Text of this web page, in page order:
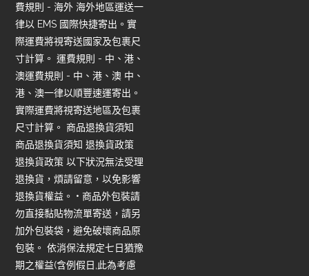
費規則 - 海外 海外地區運送一
律以 EMS 國際快捷寄出。實
際運費將視寄送國家及包裹尺
寸計算。 運費規則 - 中、港、
澳運費規則 - 中、港、澳 中、
港、澳一律以順豐速運寄出。
實際運費將視寄送地區及包裹
尺寸計算。 商品退換貨須知
商品退換貨須知 退換貨政策
退換貨政策 以下狀況無法受理
退換貨，煩請留意，以免影響
退換貨權益。 • 商品外包裝請
勿直接黏貼物流單寄送，請另
加外包裝袋，避免破壞商品原
包裝。 依消保法規定七日猶豫
期之權益(含例假日,此為考慮